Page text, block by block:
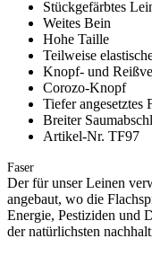
Stückgefärbtes
Weites Bein
Hohe Taille
Teilweise
Knopf- und
Corozo-Knopf
Tiefer angesetztes
Breiter
Artikel-Nr. TF97
Faser
Der für unser Leinen
angebaut, wo die
Energie, Pestiziden und
der natürlichsten